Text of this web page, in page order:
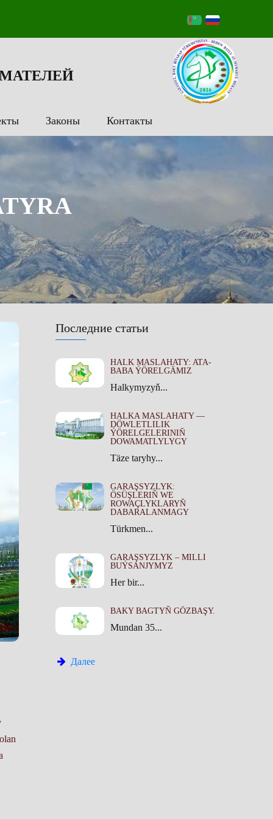
Законы Контакты
Последние статьи
HALK MASLAHATY: ATA-
BABA ÝÖRELGÄMIZ
Halkymyzyň...
HALKA MASLAHATY —
DÖWLETLILIK
ÝÖRELGELERINIŇ
DOWAMATLYLYGY
Täze taryhy...
GARAŞSYZLYK:
ÖSÜŞLERIŇ WE
ROWAÇLYKLARYŇ
DABARALANMAGY
Türkmen...
GARAŞSYZLYK – MILLI
BUÝSANJYMYZ
Her bir...
BAKY BAGTYŇ GÖZBAŞY.
Mundan 35...
Далее